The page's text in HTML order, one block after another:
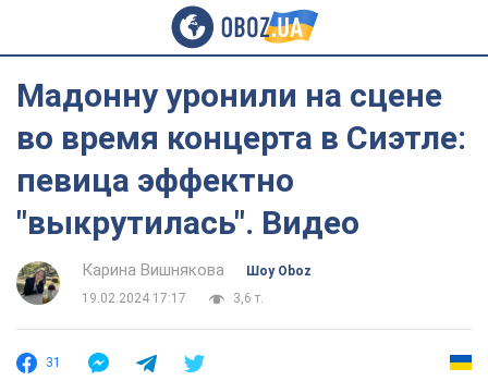
Мадонну уронили на сцене
во время концерта в Сиэтле:
певица эффектно
"выкрутилась". Видео
Карина Вишнякова
Шоу Oboz
19.02.2024 17:17
3,6 т.
31